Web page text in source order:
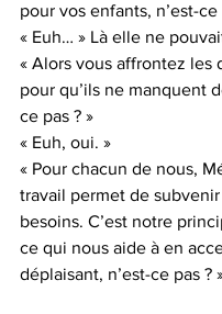
pour vos enfants, n’est-ce
« Euh… » Là elle ne
« Alors vous affrontez les
pour qu’ils ne manquent
ce pas ? »
« Euh, oui. »
« Pour chacun de nous,
travail permet de subvenir
besoins. C’est notre
ce qui nous aide à en
déplaisant, n’est-ce pas ?